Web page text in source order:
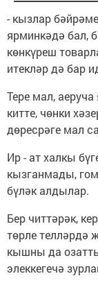
- кызлар
ярминкәдә бал,
көнкүреш
итекләр дә бар
Тере мал,
китте, чөнки
дөресрәге мал
Ир - ат халкы
кызганмады,
бүләк алдылар.
Бер читтәрәк,
төрле телләрдә
кышны да
элеккегечә